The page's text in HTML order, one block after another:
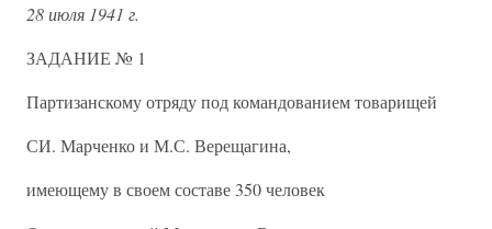
28 июля 1941 г.
ЗАДАНИЕ № 1
Партизанскому отряду под командованием товарищей
СИ. Марченко и М.С. Верещагина,
имеющему в своем составе 350 человек